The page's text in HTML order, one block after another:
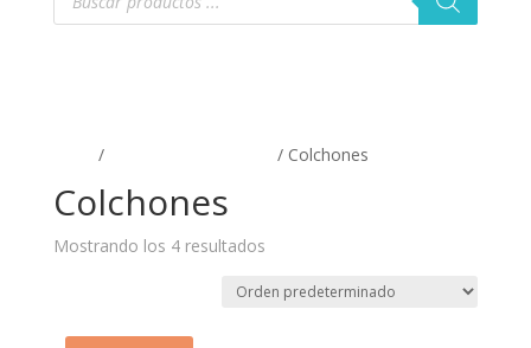
productos
/ / Colchones
Colchones
Mostrando los 4 resultados